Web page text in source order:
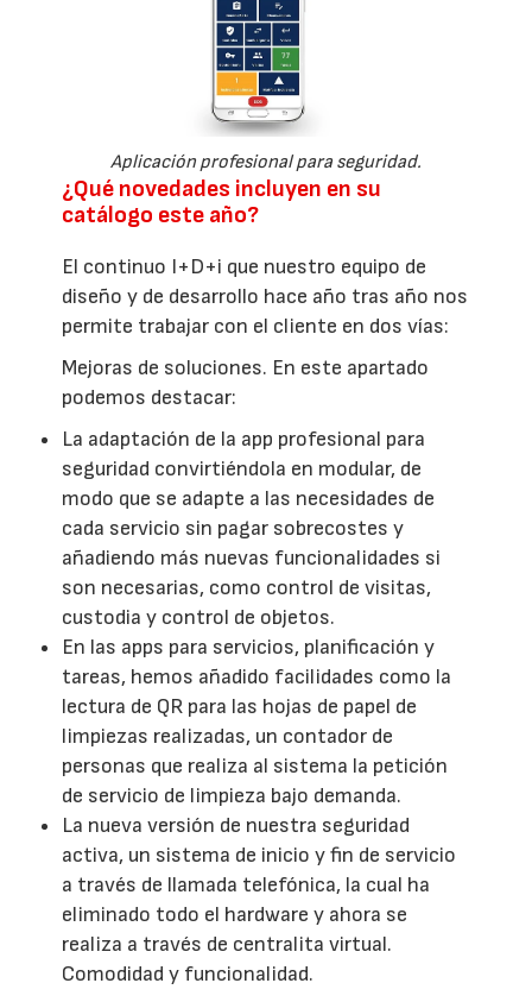
Aplicación profesional para seguridad.
¿Qué novedades incluyen en su
catálogo este año?
El continuo I+D+i que nuestro equipo de
diseño y de desarrollo hace año tras año nos
permite trabajar con el cliente en dos vías:
Mejoras de soluciones. En este apartado
podemos destacar:
La adaptación de la app profesional para
seguridad convirtiéndola en modular, de
modo que se adapte a las necesidades de
cada servicio sin pagar sobrecostes y
añadiendo más nuevas funcionalidades si
son necesarias, como control de visitas,
custodia y control de objetos.
En las apps para servicios, planificación y
tareas, hemos añadido facilidades como la
lectura de QR para las hojas de papel de
limpiezas realizadas, un contador de
personas que realiza al sistema la petición
de servicio de limpieza bajo demanda.
La nueva versión de nuestra seguridad
activa, un sistema de inicio y fin de servicio
a través de llamada telefónica, la cual ha
eliminado todo el hardware y ahora se
realiza a través de centralita virtual.
Comodidad y funcionalidad.